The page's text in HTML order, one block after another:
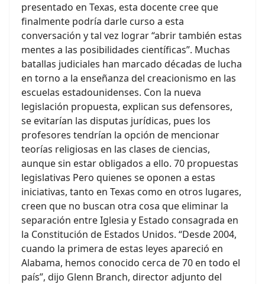
presentado en Texas, esta docente cree que
finalmente podría darle curso a esta
conversación y tal vez lograr “abrir también estas
mentes a las posibilidades científicas”. Muchas
batallas judiciales han marcado décadas de lucha
en torno a la enseñanza del creacionismo en las
escuelas estadounidenses. Con la nueva
legislación propuesta, explican sus defensores,
se evitarían las disputas jurídicas, pues los
profesores tendrían la opción de mencionar
teorías religiosas en las clases de ciencias,
aunque sin estar obligados a ello. 70 propuestas
legislativas Pero quienes se oponen a estas
iniciativas, tanto en Texas como en otros lugares,
creen que no buscan otra cosa que eliminar la
separación entre Iglesia y Estado consagrada en
la Constitución de Estados Unidos. “Desde 2004,
cuando la primera de estas leyes apareció en
Alabama, hemos conocido cerca de 70 en todo el
país”, dijo Glenn Branch, director adjunto del